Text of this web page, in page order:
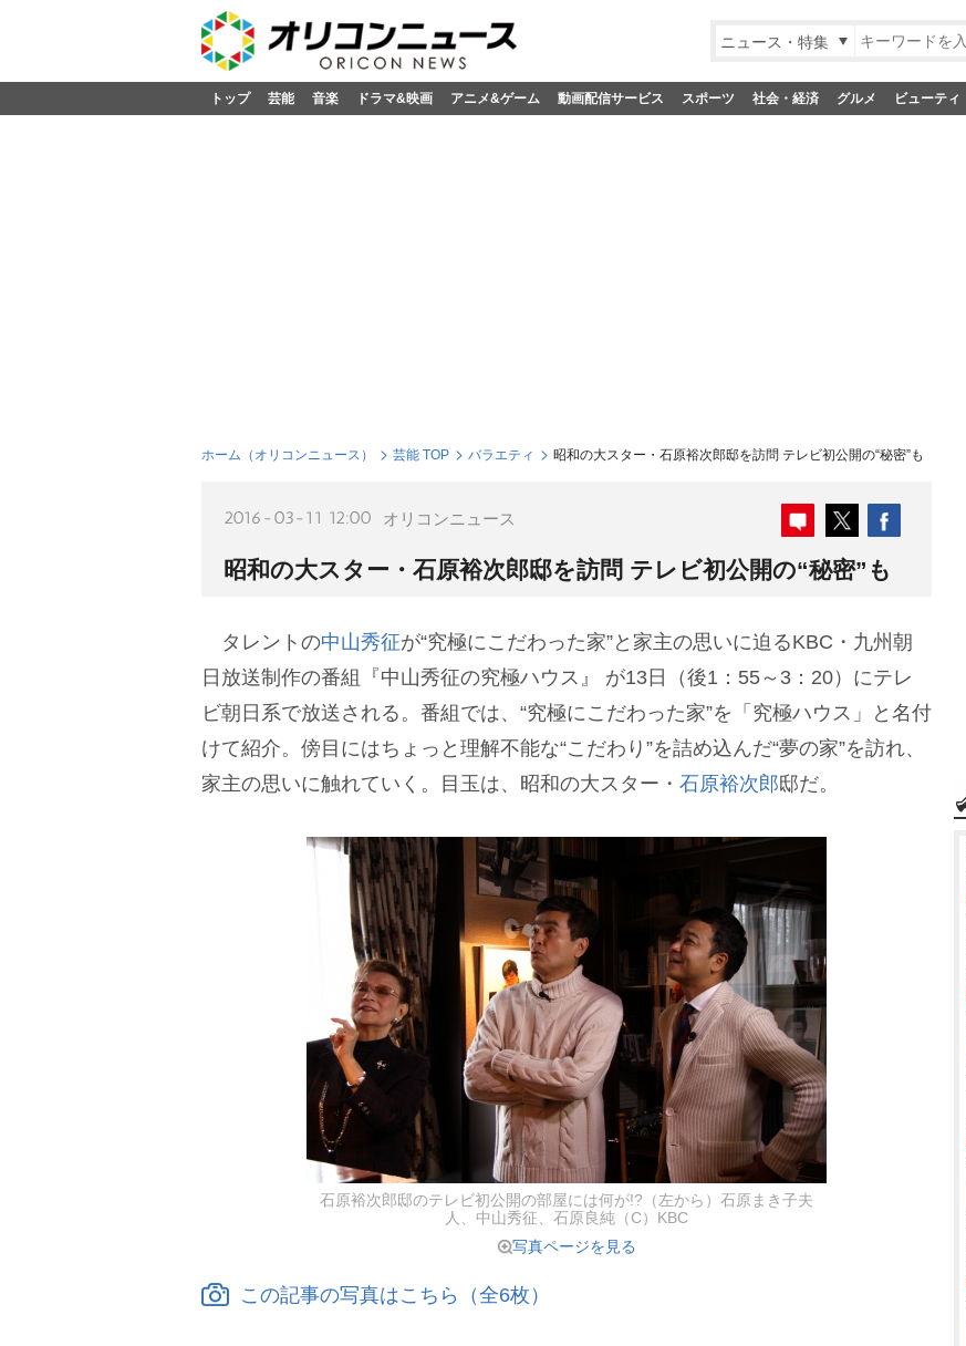
ニュース・特集
トップ 芸能 音楽 ドラマ&映画 アニメ&ゲーム 動画配信サービス スポーツ 社会・経済 グルメ ビューティ
ホーム（オリコンニュース） 芸能 TOP バラエティ 昭和の大スター・石原裕次郎邸を訪問 テレビ初公開の“秘密”も
2016-03-11 12:00 オリコンニュース
昭和の大スター・石原裕次郎邸を訪問 テレビ初公開の“秘密”も
タレントの中山秀征が“究極にこだわった家”と家主の思いに迫るKBC・九州朝
日放送制作の番組『中山秀征の究極ハウス』 が13日（後1：55～3：20）にテレ
ビ朝日系で放送される。番組では、“究極にこだわった家”を「究極ハウス」と名付
けて紹介。傍目にはちょっと理解不能な“こだわり”を詰め込んだ“夢の家”を訪れ、
家主の思いに触れていく。目玉は、昭和の大スター・ 石原裕次郎邸だ。
石原裕次郎邸のテレビ初公開の部屋には何が!?（左から）石原まき子夫
人、中山秀征、石原良純（C）KBC
写真ページを見る
この記事の写真はこちら（全6枚）